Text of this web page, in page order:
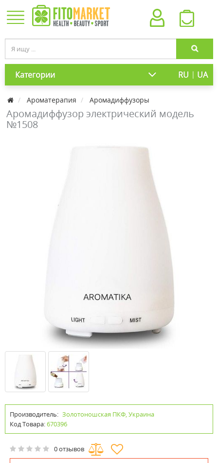
Категории RU | UA
Ароматерапия Аромадиффузоры
Аромадиффузор электрический модель
№1508
Производитель: Золотоношская ПКФ, Украина
Код Товара:670396
0 отзывов